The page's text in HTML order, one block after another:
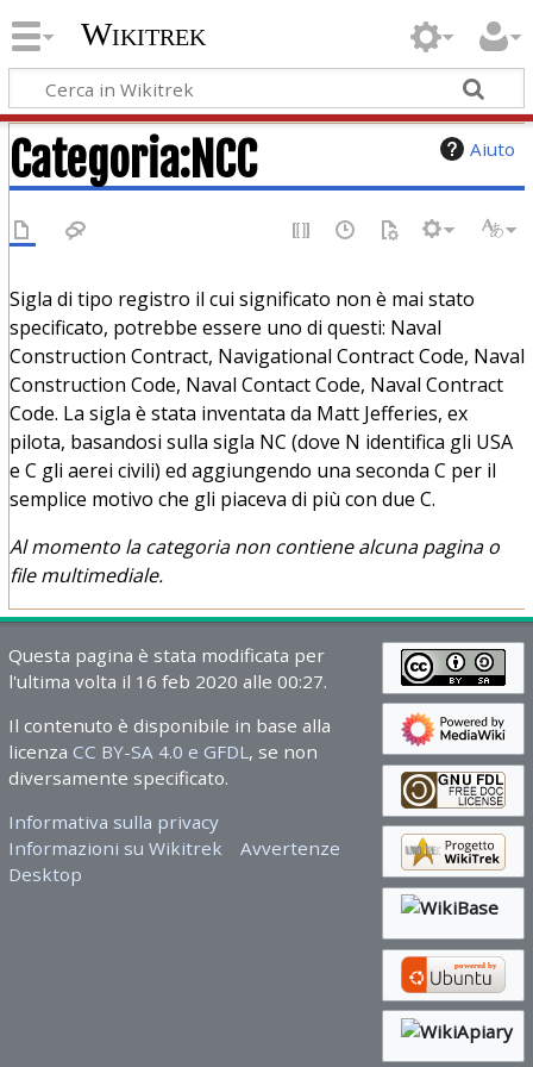
Wikitrek
Aiuto
Categoria:NCC
Sigla di tipo registro il cui significato non è mai stato
specificato, potrebbe essere uno di questi: Naval
Construction Contract, Navigational Contract Code, Naval
Construction Code, Naval Contact Code, Naval Contract
Code. La sigla è stata inventata da Matt Jefferies, ex
pilota, basandosi sulla sigla NC (dove N identifica gli USA
e C gli aerei civili) ed aggiungendo una seconda C per il
semplice motivo che gli piaceva di più con due C.
Al momento la categoria non contiene alcuna pagina o
file multimediale.
Questa pagina è stata modificata per
l'ultima volta il 16 feb 2020 alle 00:27.
Il contenuto è disponibile in base alla
licenza CC BY-SA 4.0 e GFDL , se non
diversamente specificato.
Informativa sulla privacy
Informazioni su Wikitrek
Avvertenze
Desktop